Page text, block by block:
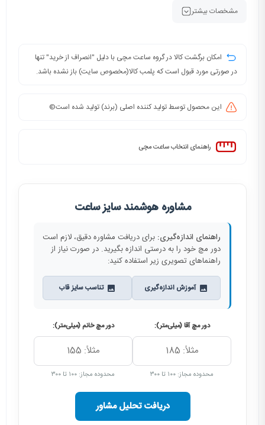
مشخصات بیشتر
امکان برگشت کالا در گروه ساعت مچی با دلیل "انصراف از خرید" تنها
در صورتی مورد قبول است که پلمب کالا(مخصوص سایت) باز نشده باشد.
این محصول توسط تولید کننده اصلی (برند) تولید شده است©️
راهنمای انتخاب ساعت مچی
مشاوره هوشمند سایز ساعت
راهنمای اندازه‌گیری: برای دریافت مشاوره دقیق، لازم است
دور مچ خود را به درستی اندازه بگیرید. در صورت نیاز از
راهنماهای تصویری زیر استفاده کنید:
آموزش اندازه‌گیری تناسب سایز قاب
دور مچ آقا (میلی‌متر):
محدوده مجاز: ۱۰۰ تا ۳۰۰
دور مچ خانم (میلی‌متر):
محدوده مجاز: ۱۰۰ تا ۳۰۰
دریافت تحلیل مشاور